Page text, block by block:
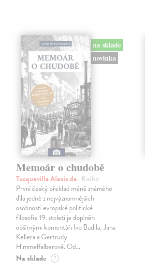
na sklade
novinka
Memoár o chudobě
Tocqueville Alexis de | Kniha
První český překlad méně známého
díla jedné z nejvýznamnějších
osobností evropské politické
filosofie 19. století je doplněn
obšírnými komentáři Ivo Budila, Jana
Kellera a Gertrudy
Himmelfalberové. Od…
Na sklade ?